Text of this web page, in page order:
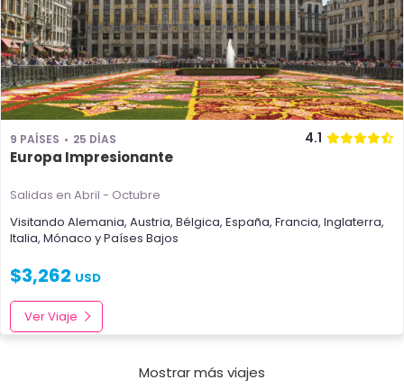
9 PAÍSES 25 DÍAS 4.1
Europa Impresionante
Salidas en Abril - Octubre
Visitando Alemania, Austria, Bélgica, España, Francia, Inglaterra,
Italia, Mónaco yPaíses Bajos
$3,262 USD
Ver Viaje
Mostrar más viajes